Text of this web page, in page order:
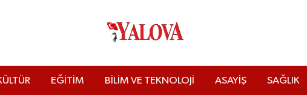
EĞİTİM BİLİM VE TEKNOLOJİ ASAYİŞ SAĞLIK